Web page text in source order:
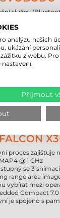
služby
informačním
certifikaci
všechny
je úspěšné
Tento postup
signalizuje
proces zajišťuje
@ 1 GHz
se 3
range area
vybírat mezi
Compact
je spojeno s
analýzu našich
ukázání
z webu.
Přijmout